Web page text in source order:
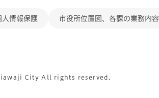
人情報保護 市役所位置図、各課の業務内容
City All rights reserved.